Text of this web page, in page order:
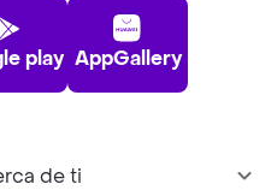
play AppGallery
de ti